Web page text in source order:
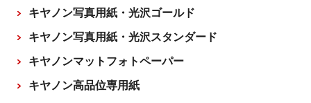
キヤノン写真用紙・光沢ゴールド
キヤノン写真用紙・光沢スタンダード
キヤノンマットフォトペーパー
キヤノン高品位専用紙